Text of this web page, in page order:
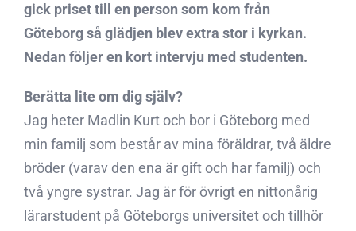
gick priset till en person som kom från
Göteborg så glädjen blev extra stor i kyrkan.
Nedan följer en kort intervju med studenten.
Berätta lite om dig själv?
Jag heter Madlin Kurt och bor i Göteborg med
min familj som består av mina föräldrar, två äldre
bröder (varav den ena är gift och har familj) och
två yngre systrar. Jag är för övrigt en nittonårig
lärarstudent på Göteborgs universitet och tillhör